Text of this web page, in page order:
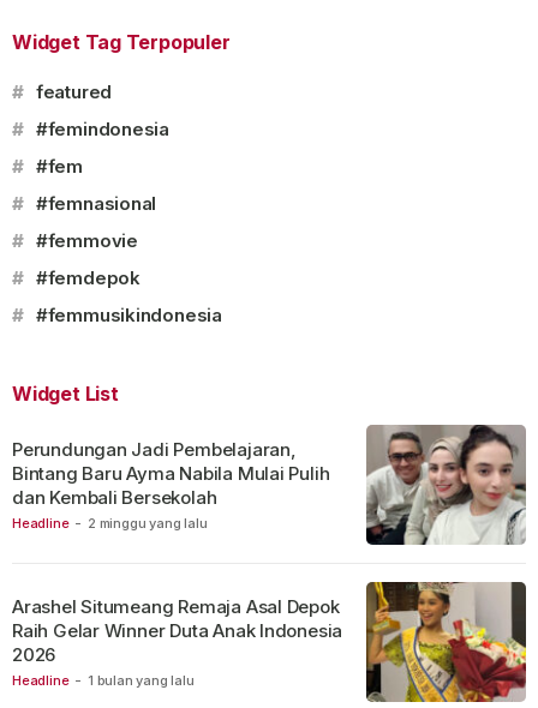
Widget Tag Terpopuler
# featured
# #femindonesia
# #fem
# #femnasional
# #femmovie
# #femdepok
# #femmusikindonesia
Widget List
Headline - 2 minggu yang lalu
Perundungan Jadi Pembelajaran,
Bintang Baru Ayma Nabila Mulai Pulih
dan Kembali Bersekolah
Headline - 1 bulan yang lalu
Arashel Situmeang Remaja Asal Depok
Raih Gelar Winner Duta Anak Indonesia
2026